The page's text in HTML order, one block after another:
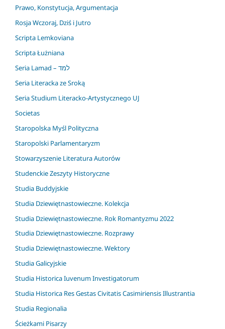
Prawo, Konstytucja, Argumentacja
Rosja Wczoraj, Dziś i Jutro
Scripta Lemkoviana
Scripta Łużniana
Seria Lamad – למד
Seria Literacka ze Sroką
Seria Studium Literacko-Artystycznego UJ
Societas
Staropolska Myśl Polityczna
Staropolski Parlamentaryzm
Stowarzyszenie Literatura Autorów
Studenckie Zeszyty Historyczne
Studia Buddyjskie
Studia Dziewiętnastowieczne. Kolekcja
Studia Dziewiętnastowieczne. Rok Romantyzmu 2022
Studia Dziewiętnastowieczne. Rozprawy
Studia Dziewiętnastowieczne. Wektory
Studia Galicyjskie
Studia Historica Iuvenum Investigatorum
Studia Historica Res Gestas Civitatis Casimiriensis Illustrantia
Studia Regionalia
Ścieżkami Pisarzy